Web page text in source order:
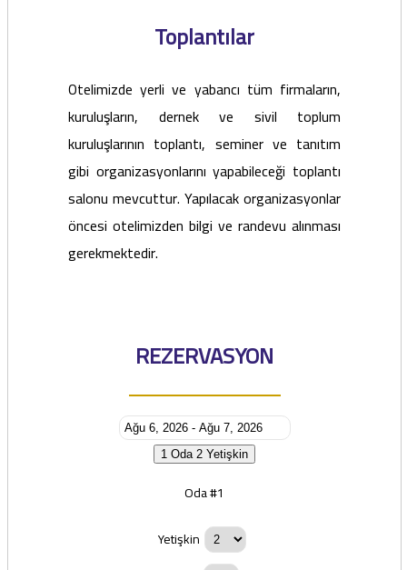
Toplantılar
Otelimizde yerli ve yabancı tüm firmaların,
kuruluşların, dernek ve sivil toplum
kuruluşlarının toplantı, seminer ve tanıtım
gibi organizasyonlarını yapabileceği toplantı
salonu mevcuttur. Yapılacak organizasyonlar
öncesi otelimizden bilgi ve randevu alınması
gerekmektedir.
REZERVASYON
1 Oda 2 Yetişkin
Oda #1
Yetişkin